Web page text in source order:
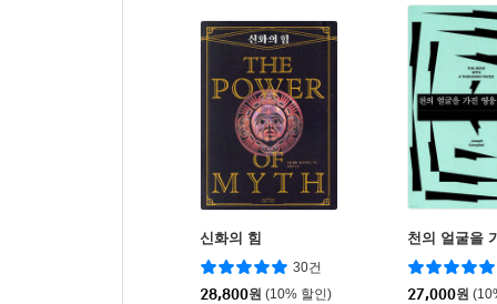
신화의 힘
30건
28,800원 (10% 할인)
천의 얼굴을
27,000원